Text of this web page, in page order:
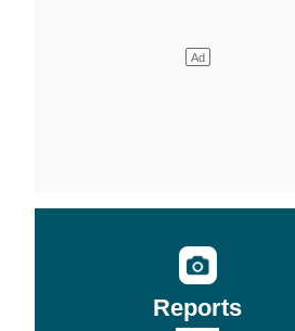
Reports